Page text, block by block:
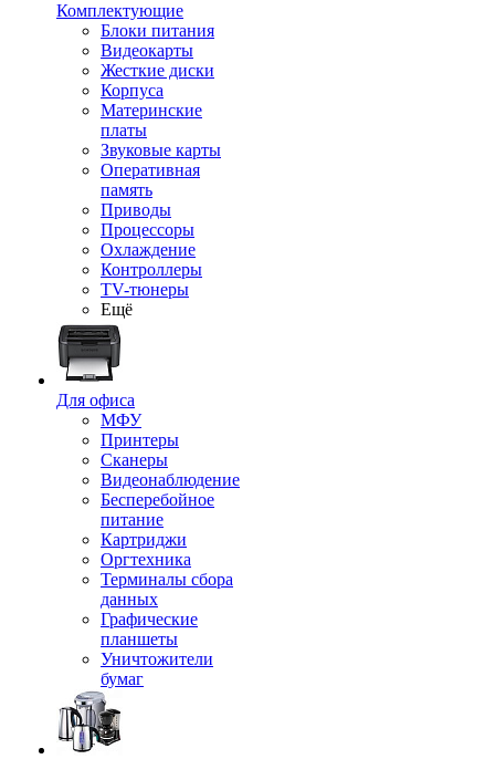
Комплектующие
Блоки питания
Видеокарты
Жесткие диски
Корпуса
Материнские
платы
Звуковые карты
Оперативная
память
Приводы
Процессоры
Охлаждение
Контроллеры
TV-тюнеры
Ещё
Для офиса
МФУ
Принтеры
Сканеры
Видеонаблюдение
Бесперебойное
питание
Картриджи
Оргтехника
Терминалы сбора
данных
Графические
планшеты
Уничтожители
бумаг